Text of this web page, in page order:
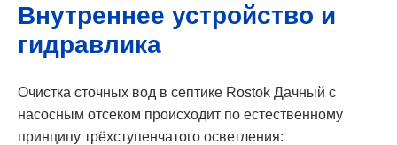
Внутреннее устройство и
гидравлика
Очистка сточных вод в септике Rostok Дачный с
насосным отсеком происходит по естественному
принципу трёхступенчатого осветления: